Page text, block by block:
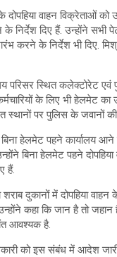
वाहन विक्रेताओं को
निर्देश दिए हैं. उन्होंने सभी
करने के निर्देश भी दिए.
स्थित कलेक्टोरेट एवं
के लिए भी हेलमेट
स्थानों पर पुलिस के जवानों
हेलमेट पहने कार्यालय आने
बिना हेलमेट पहने
हैं.
दुकानों में दोपहिया
कहा कि जान है तो
आवश्यक है.
को इस संबंध में आदेश